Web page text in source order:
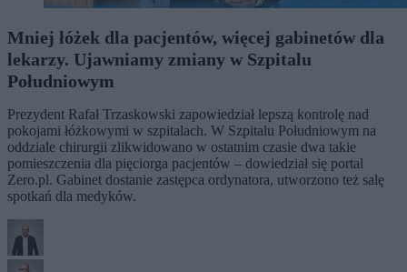
Mniej łóżek dla pacjentów, więcej gabinetów dla
lekarzy. Ujawniamy zmiany w Szpitalu
Południowym
Prezydent Rafał Trzaskowski zapowiedział lepszą kontrolę nad
pokojami łóżkowymi w szpitalach. W Szpitalu Południowym na
oddziale chirurgii zlikwidowano w ostatnim czasie dwa takie
pomieszczenia dla pięciorga pacjentów – dowiedział się portal
Zero.pl. Gabinet dostanie zastępca ordynatora, utworzono też salę
spotkań dla medyków.